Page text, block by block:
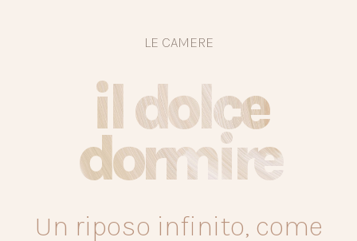
LE CAMERE
il dolce
dormire
Un riposo infinito, come